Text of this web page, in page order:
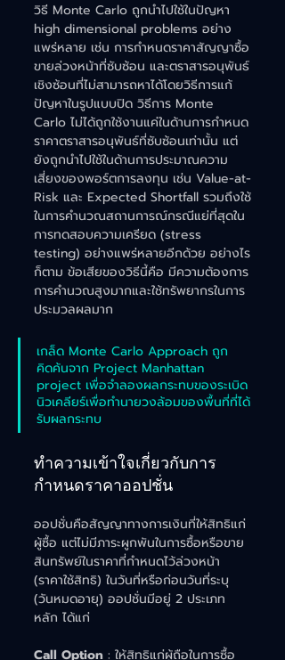
วิธี Monte Carlo ถูกนำไปใช้ในปัญหา
high dimensional problems อย่าง
แพร่หลาย เช่น การกำหนดราคาสัญญาซื้อ
ขายล่วงหน้าที่ซับซ้อน และตราสารอนุพันธ์
เชิงซ้อนที่ไม่สามารถหาได้โดยวิธีการแก้
ปัญหาในรูปแบบปิด วิธีการ Monte
Carlo ไม่ได้ถูกใช้งานแค่ในด้านการกำหนด
ราคาตราสารอนุพันธ์ที่ซับซ้อนเท่านั้น แต่
ยังถูกนำไปใช้ในด้านการประมาณความ
เสี่ยงของพอร์ตการลงทุน เช่น Value-at-
Risk และ Expected Shortfall รวมถึงใช้
ในการคำนวณสถานการณ์กรณีแย่ที่สุดใน
การทดสอบความเครียด (stress
testing) อย่างแพร่หลายอีกด้วย อย่างไร
ก็ตาม ข้อเสียของวิธีนี้คือ มีความต้องการ
การคำนวณสูงมากและใช้ทรัพยากรในการ
ประมวลผลมาก
เกล็ด Monte Carlo Approach ถูก
คิดค้นจาก Project Manhattan
project เพื่อจำลองผลกระทบของระเบิด
นิวเคลียร์เพื่อทำนายวงล้อมของพื้นที่ที่ได้
รับผลกระทบ
ทำความเข้าใจเกี่ยวกับการ
กำหนดราคาออปชั่น
ออปชั่นคือสัญญาทางการเงินที่ให้สิทธิแก่
ผู้ซื้อ แต่ไม่มีภาระผูกพันในการซื้อหรือขาย
สินทรัพย์ในราคาที่กำหนดไว้ล่วงหน้า
(ราคาใช้สิทธิ) ในวันที่หรือก่อนวันที่ระบุ
(วันหมดอายุ) ออปชั่นมีอยู่ 2 ประเภท
หลัก ได้แก่
Call Option : ให้สิทธิแก่ผู้ถือในการซื้อ